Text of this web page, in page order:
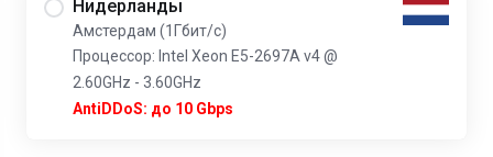
Нидерланды
Амстердам (1Гбит/с)
Процессор: Intel Xeon E5-2697A v4 @
2.60GHz - 3.60GHz
AntiDDoS: до 10 Gbps